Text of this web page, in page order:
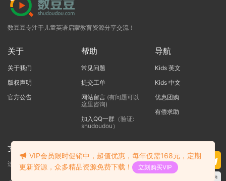
数豆豆专注于儿童英语启蒙教育资源分享交流！
关于
关于我们
版权声明
官方公告
帮助
常见问题
提交工单
网站留言(有问题可以
这里咨询)
加入QQ一群（验证:
shudoudou）
导航
Kids 英文
Kids 中文
优惠团购
有偿求助
文本标题
这里输入代码
VIP会员限时促销中，超值优惠，每年仅需168元，定期
更新资源，众多精品资源免费下载！
立刻购买VIP